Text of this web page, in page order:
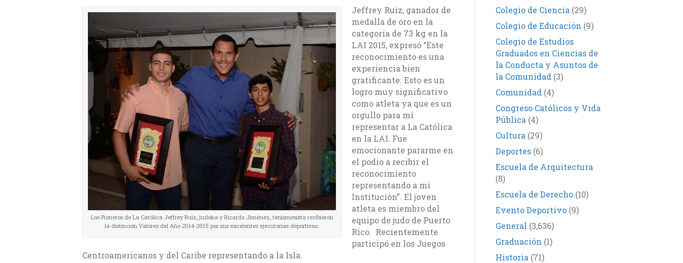
Los Pioneros de La Católica Jeffrey Ruiz, judoka y Ricardo Jiménez, tenismesista recibieron
la distinción Valores del Año 2014-2015 por sus excelentes ejecutorias deportivas.
Jeffrey Ruiz, ganador de
medalla de oro en la
categoría de 73 kg en la
LAI 2015, expresó “Este
reconocimiento es una
experiencia bien
gratificante. Esto es un
logro muy significativo
como atleta ya que es un
orgullo para mí
representar a La Católica
en la LAI. Fue
emocionante pararme en
el podio a recibir el
reconocimiento
representando a mi
Institución”. El joven
atleta es miembro del
equipo de judo de Puerto
Rico. Recientemente
participó en los Juegos
Centroamericanos y del Caribe representando a la Isla.
Colegio de Ciencia (29)
Colegio de Educación (9)
Colegio de Estudios
Graduados en Ciencias de
la Conducta y Asuntos de
la Comunidad (3)
Comunidad (4)
Congreso Católicos y Vida
Pública (4)
Cultura (29)
Deportes(6)
Escuela de Arquitectura
(8)
Escuela de Derecho(10)
Evento Deportivo(9)
General (3,636)
Graduación (1)
Historia (71)